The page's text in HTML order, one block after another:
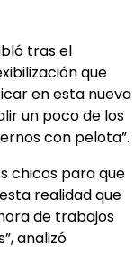
tras el
que
en esta nueva
un poco de los
con pelota”.
chicos para que
realidad que
de trabajos
analizó